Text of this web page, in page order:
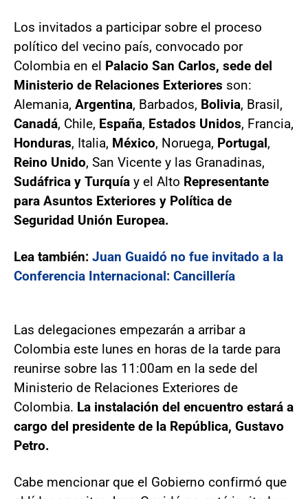
Los invitados a participar sobre el proceso
político del vecino país, convocado por
Colombia en el Palacio San Carlos, sede del
Ministerio de Relaciones Exteriores son:
Alemania, Argentina, Barbados, Bolivia, Brasil,
Canadá, Chile, España, Estados Unidos, Francia,
Honduras, Italia, México, Noruega, Portugal,
Reino Unido, San Vicente y las Granadinas,
Sudáfrica y Turquía y el Alto Representante
para Asuntos Exteriores y Política de
Seguridad Unión Europea.
Lea también: Juan Guaidó no fue invitado a la
Conferencia Internacional: Cancillería
Las delegaciones empezarán a arribar a
Colombia este lunes en horas de la tarde para
reunirse sobre las 11:00am en la sede del
Ministerio de Relaciones Exteriores de
Colombia. La instalación del encuentro estará a
cargo del presidente de la República, Gustavo
Petro.
Cabe mencionar que el Gobierno confirmó que